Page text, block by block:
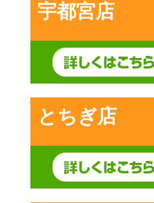
宇都宮店
とちぎ店